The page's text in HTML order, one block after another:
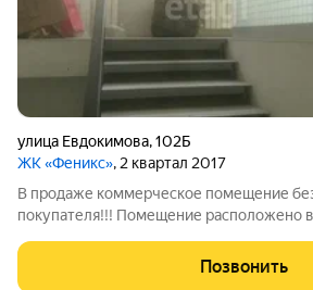
улица Евдокимова,102Б
ЖК «Феникс», 2 квартал 2017
В продаже коммерческое помещение
покупателя!!! Помещение расположено
правильной прямоугольной формы,
метров шириной и 20 метров длиной,
Позвонить